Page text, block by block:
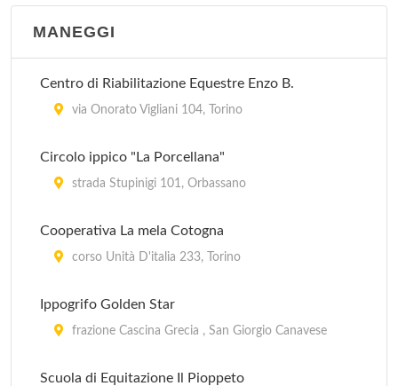
I Girasoli Golf Club
I Roveri Associazione Sportiva
La Mandria Golf
La Margherita Golf Club
MANEGGI
Centro di Riabilitazione Equestre Enzo B.
via Onorato Vigliani 104, Torino
Circolo ippico "La Porcellana"
strada Stupinigi 101, Orbassano
Cooperativa La mela Cotogna
corso Unità D'italia 233, Torino
Ippogrifo Golden Star
frazione Cascina Grecia , San Giorgio Canavese
Scuola di Equitazione Il Pioppeto